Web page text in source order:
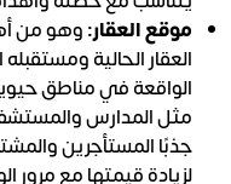
موقع العقار:وهو من
العقار الحالية
الواقعة في مناطق
مثل المدارس
جذبًا المستأجرين
لزيادة قيمتها مع مرور